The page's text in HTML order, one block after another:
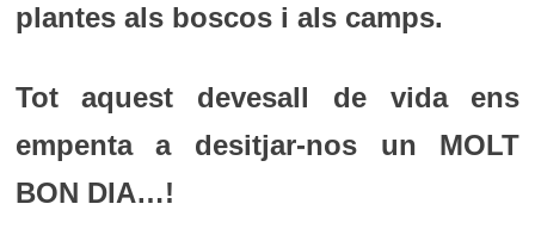
plantes als boscos i als camps.
Tot aquest devesall de vida ens
empenta a desitjar-nos un MOLT
BON DIA…!